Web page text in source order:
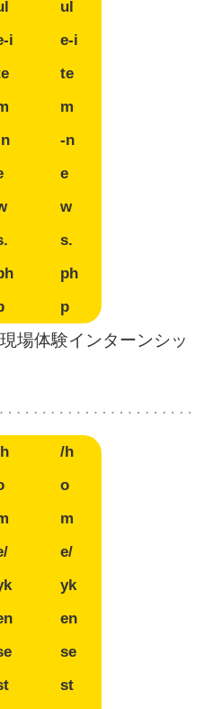
i
ul
e-i
te
m
-n
e
w
s.
ph
p
場体験インターンシッ
/h
o
m
e/
yk
en
se
st